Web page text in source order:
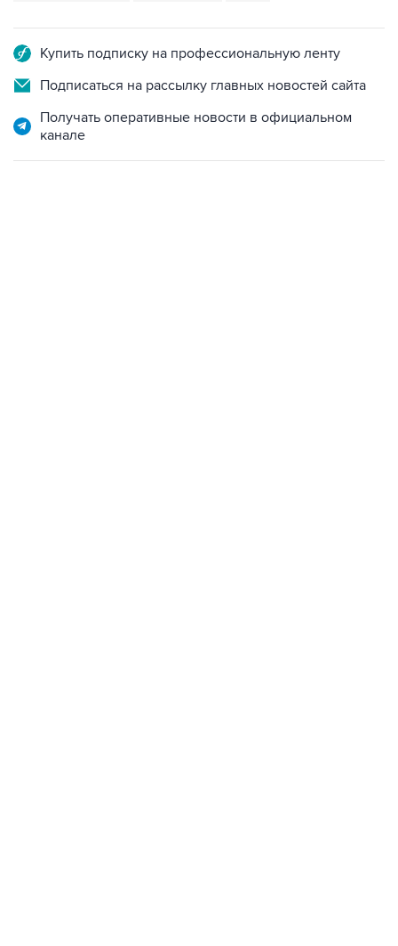
Купить подписку на профессиональную ленту
Подписаться на рассылку главных новостей сайта
Получать оперативные новости в официальном
канале